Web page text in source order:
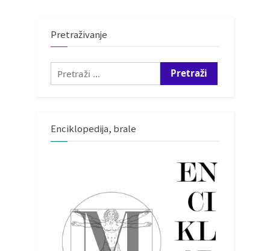
Pretraživanje
Pretraži:
Enciklopedija, brale